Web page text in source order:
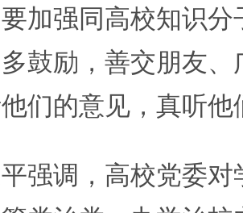
加强同高校知识
鼓励，善交朋友
们的意见，真听他
调，高校党委对